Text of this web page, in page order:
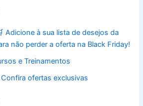
Adicione à sua lista de desejos da
não perder a oferta na Black Friday!
e Treinamentos
Confira ofertas exclusivas